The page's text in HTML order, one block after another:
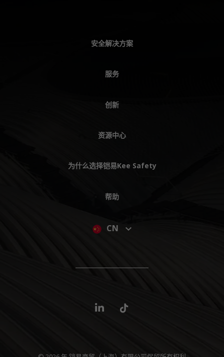
安全解决方案
服务
创新
资源中心
为什么选择铠易Kee Safety
帮助
CN